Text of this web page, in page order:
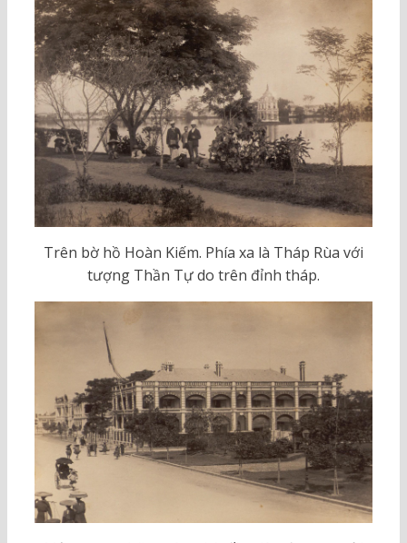
Trên bờ hồ Hoàn Kiếm. Phía xa là Tháp Rùa với
tượng Thần Tự do trên đỉnh tháp.